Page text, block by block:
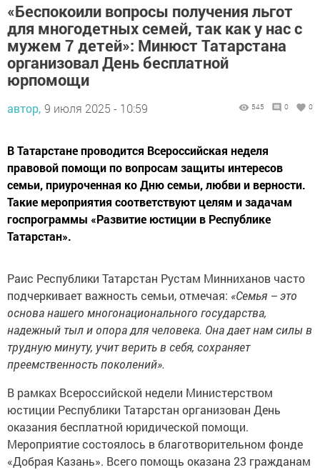
«Беспокоили вопросы получения льгот
для многодетных семей, так как у нас с
мужем 7 детей»: Минюст Татарстана
организовал День бесплатной
юрпомощи
автор, 9 июля 2025 - 10:59 545 0 0
В Татарстане проводится Всероссийская неделя
правовой помощи по вопросам защиты интересов
семьи, приуроченная ко Дню семьи, любви и верности.
Такие мероприятия соответствуют целям и задачам
госпрограммы «Развитие юстиции в Республике
Татарстан».
Раис Республики Татарстан Рустам Минниханов часто
подчеркивает важность семьи, отмечая: «Семья – это
основа нашего многонационального государства,
надежный тыл и опора для человека. Она дает нам силы в
трудную минуту, учит верить в себя, сохраняет
преемственность поколений».
В рамках Всероссийской недели Министерством
юстиции Республики Татарстан организован День
оказания бесплатной юридической помощи.
Мероприятие состоялось в благотворительном фонде
«Добрая Казань». Всего помощь оказана 23 гражданам